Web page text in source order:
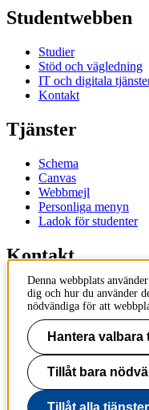
Studentwebben
Studier
Stöd och vägledning
IT och digitala
Kontakt
Tjänster
Schema
Canvas
Webbmejl
Personliga menyn
Ladok för studenter
Kontakt
Kontakta
Kontakta kurs
IT-support
KTH Entré
KTH
100 44 Stockholm
+46 8 790 60 00
Denna webbplats
dig och hur du använder
nödvändiga för att
Hantera valbara
Tillåt bara
Tillåt alla tjänster